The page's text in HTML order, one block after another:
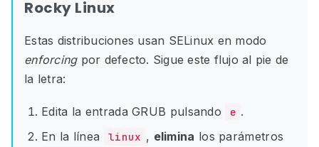
Rocky Linux
Estas distribuciones usan SELinux en modo
enforcingpor defecto. Sigue este flujo al pie de
la letra:
Edita la entrada GRUB pulsando e .
En la línea
linux , elimina los parámetros